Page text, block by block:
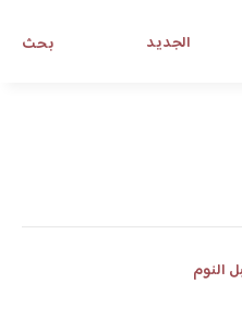
بحث الجديد
العصرية